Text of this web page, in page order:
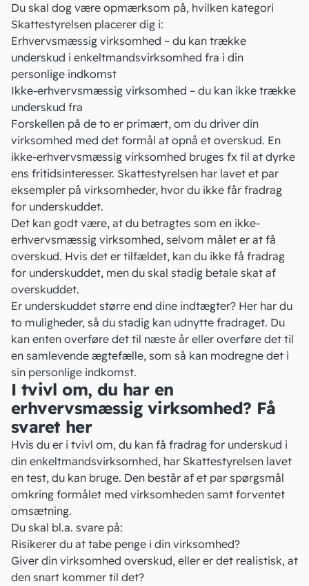
Du skal dog være opmærksom på, hvilken kategori
Skattestyrelsen placerer dig i:
Erhvervsmæssig virksomhed – du kan trække
underskud i enkeltmandsvirksomhed fra i din
personlige indkomst
Ikke-erhvervsmæssig virksomhed – du kan ikke trække
underskud fra
Forskellen på de to er primært, om du driver din
virksomhed med det formål at opnå et overskud. En
ikke-erhvervsmæssig virksomhed bruges fx til at dyrke
ens fritidsinteresser. Skattestyrelsen har lavet et par
eksempler på virksomheder, hvor du ikke får fradrag
for underskuddet.
Det kan godt være, at du betragtes som en ikke-
erhvervsmæssig virksomhed, selvom målet er at få
overskud. Hvis det er tilfældet, kan du ikke få fradrag
for underskuddet, men du skal stadig betale skat af
overskuddet.
Er underskuddet større end dine indtægter? Her har du
to muligheder, så du stadig kan udnytte fradraget. Du
kan enten overføre det til næste år eller overføre det til
en samlevende ægtefælle, som så kan modregne det i
sin personlige indkomst.
I tvivl om, du har en
erhvervsmæssig virksomhed? Få
svaret her
Hvis du er i tvivl om, du kan få fradrag for underskud i
din enkeltmandsvirksomhed, har Skattestyrelsen lavet
en test, du kan bruge. Den består af et par spørgsmål
omkring formålet med virksomheden samt forventet
omsætning.
Du skal bl.a. svare på:
Risikerer du at tabe penge i din virksomhed?
Giver din virksomhed overskud, eller er det realistisk, at
den snart kommer til det?